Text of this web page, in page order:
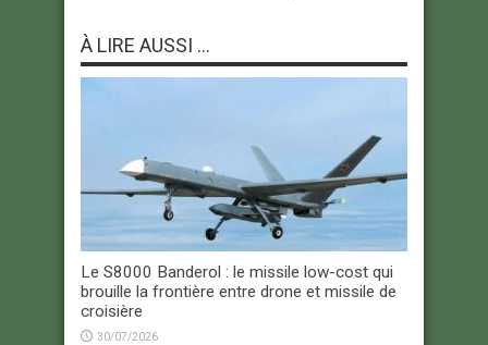
À LIRE AUSSI ...
Le S8000 Banderol : le missile low-cost qui
brouille la frontière entre drone et missile de
croisière
30/07/2026